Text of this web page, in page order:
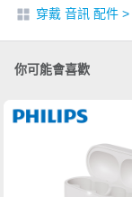
穿戴 音訊 配件 >
你可能會喜歡